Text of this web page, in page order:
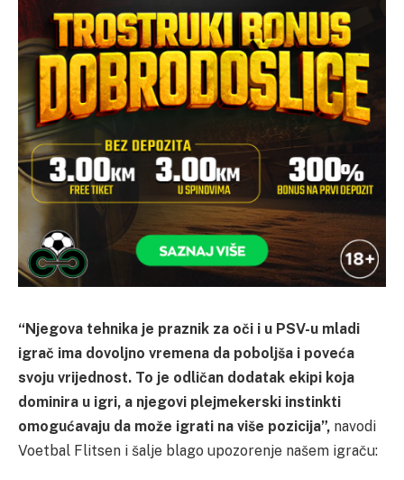
“Njegova tehnika je praznik za oči i u PSV-u mladi
igrač ima dovoljno vremena da poboljša i poveća
svoju vrijednost. To je odličan dodatak ekipi koja
dominira u igri, a njegovi plejmekerski instinkti
omogućavaju da može igrati na više pozicija”, navodi
Voetbal Flitsen i šalje blago upozorenje našem igraču: